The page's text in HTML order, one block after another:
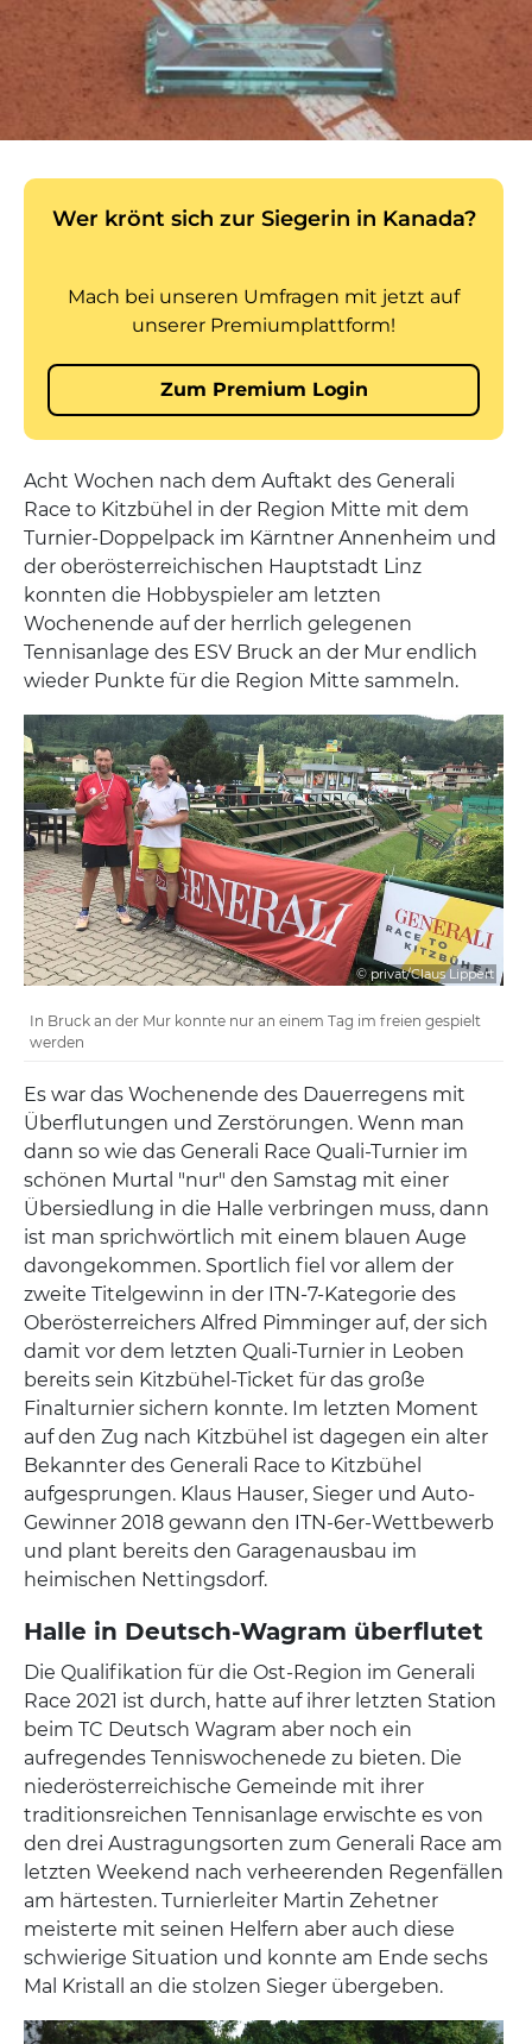
Acht Wochen nach dem Auftakt des Generali
Race to Kitzbühel in der Region Mitte mit dem
Turnier-Doppelpack im Kärntner Annenheim und
der oberösterreichischen Hauptstadt Linz
konnten die Hobbyspieler am letzten
Wochenende auf der herrlich gelegenen
Tennisanlage des ESV Bruck an der Mur endlich
wieder Punkte für die Region Mitte sammeln.
© privat/Claus Lippert
In Bruck an der Mur konnte nur an einem Tag im freien gespielt
werden
Es war das Wochenende des Dauerregens mit
Überflutungen und Zerstörungen. Wenn man
dann so wie das Generali Race Quali-Turnier im
schönen Murtal "nur" den Samstag mit einer
Übersiedlung in die Halle verbringen muss, dann
ist man sprichwörtlich mit einem blauen Auge
davongekommen. Sportlich fiel vor allem der
zweite Titelgewinn in der ITN-7-Kategorie des
Oberösterreichers Alfred Pimminger auf, der sich
damit vor dem letzten Quali-Turnier in Leoben
bereits sein Kitzbühel-Ticket für das große
Finalturnier sichern konnte. Im letzten Moment
auf den Zug nach Kitzbühel ist dagegen ein alter
Bekannter des Generali Race to Kitzbühel
aufgesprungen. Klaus Hauser, Sieger und Auto-
Gewinner 2018 gewann den ITN-6er-Wettbewerb
und plant bereits den Garagenausbau im
heimischen Nettingsdorf.
Halle in Deutsch-Wagram überflutet
Die Qualifikation für die Ost-Region im Generali
Race 2021 ist durch, hatte auf ihrer letzten Station
beim TC Deutsch Wagram aber noch ein
aufregendes Tenniswochenede zu bieten. Die
niederösterreichische Gemeinde mit ihrer
traditionsreichen Tennisanlage erwischte es von
den drei Austragungsorten zum Generali Race am
letzten Weekend nach verheerenden Regenfällen
am härtesten. Turnierleiter Martin Zehetner
meisterte mit seinen Helfern aber auch diese
schwierige Situation und konnte am Ende sechs
Mal Kristall an die stolzen Sieger übergeben.